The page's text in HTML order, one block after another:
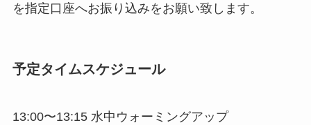
を指定口座へお振り込みをお願い致します。
予定タイムスケジュール
13:00〜13:15 水中ウォーミングアップ